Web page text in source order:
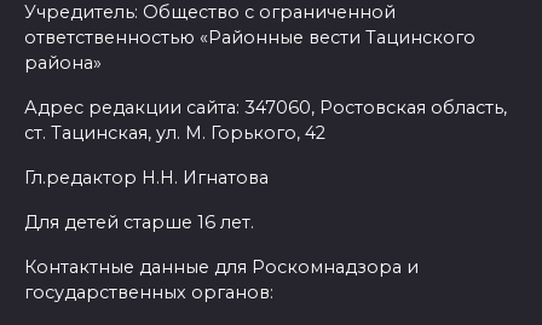
Учредитель: Общество с ограниченной
ответственностью «Районные вести Тацинского
района»
Адрес редакции сайта: 347060, Ростовская область,
ст. Тацинская, ул. М. Горького, 42
Гл.редактор Н.Н. Игнатова
Для детей старше 16 лет.
Контактные данные для Роскомнадзора и
государственных органов: